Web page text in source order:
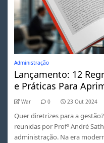
Administração
Lançamento: 12
e Práticas Para
War 0 23 Out 2024
Quer diretrizes para a
reunidas por Profº André
administração. Na era